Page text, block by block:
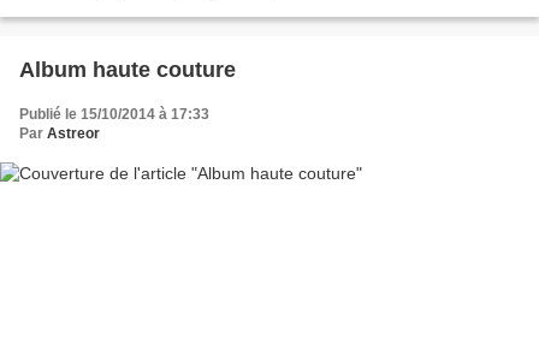
Album haute couture
Publié le 15/10/2014 à 17:33
Par Astreor